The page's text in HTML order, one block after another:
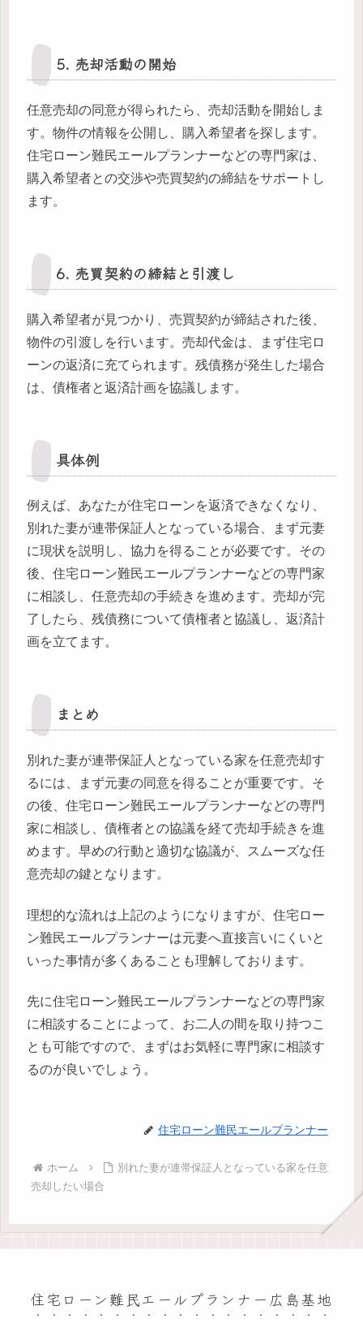
5. 売却活動の開始
任意売却の同意が得られたら、売却活動を開始しま
す。物件の情報を公開し、購入希望者を探します。
住宅ローン難民エールプランナーなどの専門家は、
購入希望者との交渉や売買契約の締結をサポートし
ます。
6. 売買契約の締結と引渡し
購入希望者が見つかり、売買契約が締結された後、
物件の引渡しを行います。売却代金は、まず住宅ロ
ーンの返済に充てられます。残債務が発生した場合
は、債権者と返済計画を協議します。
具体例
例えば、あなたが住宅ローンを返済できなくなり、
別れた妻が連帯保証人となっている場合、まず元妻
に現状を説明し、協力を得ることが必要です。その
後、住宅ローン難民エールプランナーなどの専門家
に相談し、任意売却の手続きを進めます。売却が完
了したら、残債務について債権者と協議し、返済計
画を立てます。
まとめ
別れた妻が連帯保証人となっている家を任意売却す
るには、まず元妻の同意を得ることが重要です。そ
の後、住宅ローン難民エールプランナーなどの専門
家に相談し、債権者との協議を経て売却手続きを進
めます。早めの行動と適切な協議が、スムーズな任
意売却の鍵となります。
理想的な流れは上記のようになりますが、住宅ロー
ン難民エールプランナーは元妻へ直接言いにくいと
いった事情が多くあることも理解しております。
先に住宅ローン難民エールプランナーなどの専門家
に相談することによって、お二人の間を取り持つこ
とも可能ですので、まずはお気軽に専門家に相談す
るのが良いでしょう。
住宅ローン難民エールプランナー
ホーム
別れた妻が連帯保証人となっている家を任意
売却したい場合
住宅ローン難民エールプランナー広島基地